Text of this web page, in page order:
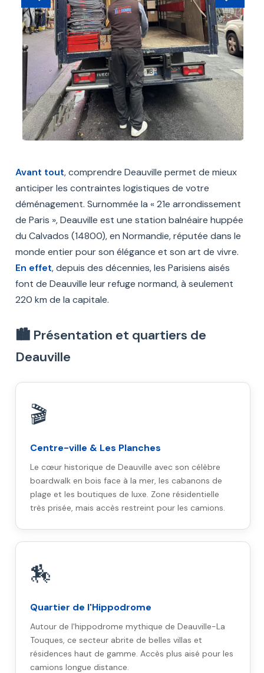
Avant tout, comprendre Deauville permet de mieux
anticiper les contraintes logistiques de votre
déménagement. Surnommée la « 21e arrondissement
de Paris », Deauville est une station balnéaire huppée
du Calvados (14800), en Normandie, réputée dans le
monde entier pour son élégance et son art de vivre.
En effet, depuis des décennies, les Parisiens aisés
font de Deauville leur refuge normand, à seulement
220 km de la capitale.
🏙️ Présentation et quartiers de
Deauville
🎬
Centre-ville & Les Planches
Le cœur historique de Deauville avec son célèbre
boardwalk en bois face à la mer, les cabanons de
plage et les boutiques de luxe. Zone résidentielle
très prisée, mais accès restreint pour les camions.
🏇
Quartier de l'Hippodrome
Autour de l'hippodrome mythique de Deauville-La
Touques, ce secteur abrite de belles villas et
résidences haut de gamme. Accès plus aisé pour les
camions longue distance.